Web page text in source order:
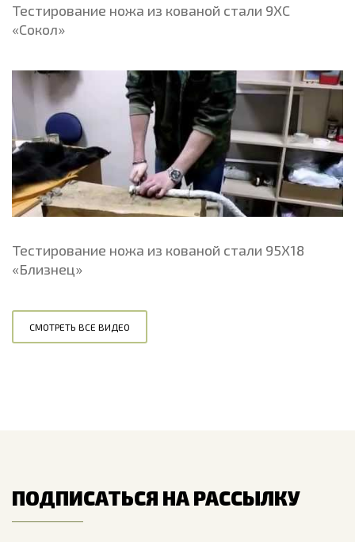
Тестирование ножа из кованой стали 9ХС
«Сокол»
Тестирование ножа из кованой стали 95Х18
«Близнец»
СМОТРЕТЬ ВСЕ ВИДЕО
ПОДПИСАТЬСЯ НА РАССЫЛКУ